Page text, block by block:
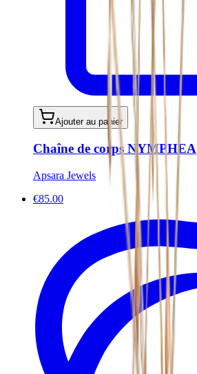
Ajouter au panier
Chaîne de corps NYMPHEA
Apsara Jewels
€85.00